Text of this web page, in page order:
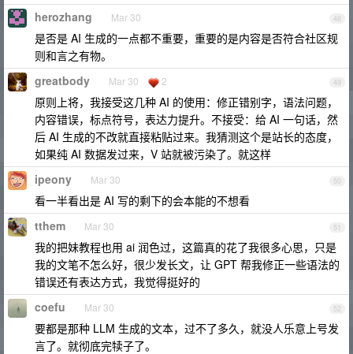
48
herozhang Mar 30
是否是 AI 生成的一点都不重要，重要的是内容是否符合社区规
则和言之有物。
49
greatbody Mar 30 2
原则上将，我接受这几种 AI 的使用：修正错别字，语法问题，
内容错误，标点符号，表达力提升。不接受：给 AI 一句话，然
后 AI 生成的不改就直接粘贴过来。我猜测这个是站长的态度，
如果纯 AI 数据发过来，V 站就被污染了。就这样
50
ipeony Mar 30
看一半看出是 AI 写的剩下的会本能的不想看
51
tthem Mar 30
我的把妹教程也用 ai 润色过，这篇真的花了我很多心思，只是
我的文笔不怎么好，很少发长文，让 GPT 帮我修正一些语法的
错误还有表达方式，我觉得挺好的
52
coefu Mar 30
要都是那种 LLM 生成的文本，过不了多久，就没人乐意上号发
言了。就彻底完犊子了。